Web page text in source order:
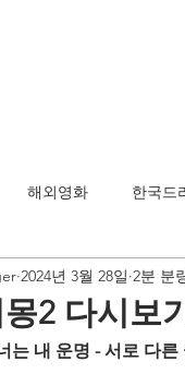
해외영화 한국드
2 다시보
2024년 3월 28일 2분 분
는 내 운명 - 서로 다